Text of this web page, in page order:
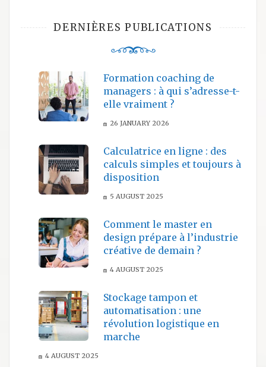
DERNIÈRES PUBLICATIONS
Formation coaching de
managers : à qui s’adresse-t-
elle vraiment ?
26 JANUARY 2026
Calculatrice en ligne : des
calculs simples et toujours à
disposition
5 AUGUST 2025
Comment le master en
design prépare à l’industrie
créative de demain ?
4 AUGUST 2025
Stockage tampon et
automatisation : une
révolution logistique en
marche
4 AUGUST 2025